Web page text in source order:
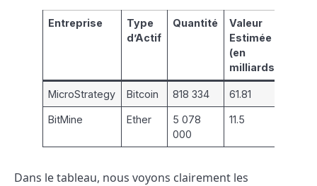
Entreprise
Type
d’Actif
Quantité
Valeur
Estimée
(en
milliards)
MicroStrategy Bitcoin 818 334 61.81
BitMine Ether
5 078
000
11.5
Dans le tableau, nous voyons clairement les